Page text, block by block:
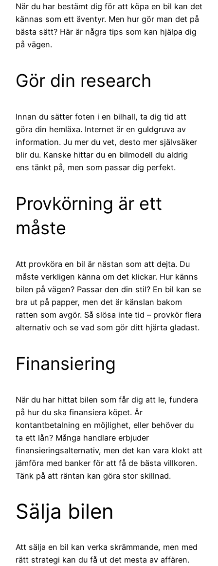
När du har bestämt dig för att köpa en bil kan det
kännas som ett äventyr. Men hur gör man det på
bästa sätt? Här är några tips som kan hjälpa dig
på vägen.
Gör din research
Innan du sätter foten i en bilhall, ta dig tid att
göra din hemläxa. Internet är en guldgruva av
information. Ju mer du vet, desto mer självsäker
blir du. Kanske hittar du en bilmodell du aldrig
ens tänkt på, men som passar dig perfekt.
Provkörning är ett
måste
Att provköra en bil är nästan som att dejta. Du
måste verkligen känna om det klickar. Hur känns
bilen på vägen? Passar den din stil? En bil kan se
bra ut på papper, men det är känslan bakom
ratten som avgör. Så slösa inte tid – provkör flera
alternativ och se vad som gör ditt hjärta gladast.
Finansiering
När du har hittat bilen som får dig att le, fundera
på hur du ska finansiera köpet. Är
kontantbetalning en möjlighet, eller behöver du
ta ett lån? Många handlare erbjuder
finansieringsalternativ, men det kan vara klokt att
jämföra med banker för att få de bästa villkoren.
Tänk på att räntan kan göra stor skillnad.
Sälja bilen
Att sälja en bil kan verka skrämmande, men med
rätt strategi kan du få ut det mesta av affären.